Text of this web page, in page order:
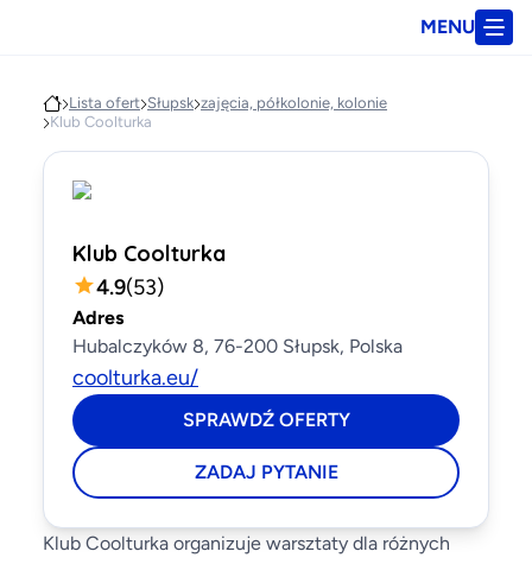
MENU
Lista ofert Słupsk zajęcia, półkolonie, kolonie
Klub Coolturka
Klub Coolturka
4.9(53)
Adres
Hubalczyków 8, 76-200 Słupsk, Polska
coolturka.eu/
SPRAWDŹ OFERTY
ZADAJ PYTANIE
Klub Coolturka organizuje warsztaty dla różnych